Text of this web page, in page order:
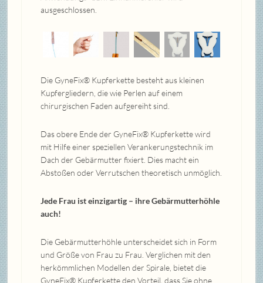
ausgeschlossen.
Die GyneFix® Kupferkette besteht aus kleinen
Kupfergliedern, die wie Perlen auf einem
chirurgischen Faden aufgereiht sind.
Das obere Ende der GyneFix® Kupferkette wird
mit Hilfe einer speziellen Verankerungstechnik im
Dach der Gebärmutter fixiert. Dies macht ein
Abstoßen oder Verrutschen theoretisch unmöglich.
Jede Frau ist einzigartig – ihre Gebärmutterhöhle
auch!
Die Gebärmutterhöhle unterscheidet sich in Form
und Größe von Frau zu Frau. Verglichen mit den
herkömmlichen Modellen der Spirale, bietet die
GyneFix® Kupferkette den Vorteil, dass Sie ohne